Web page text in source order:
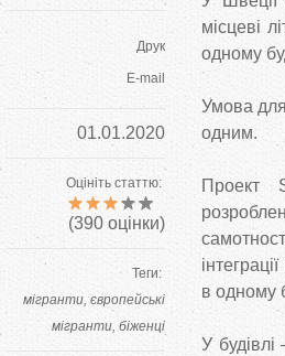
Друк
E-mail
01.01.2020
Оцініть статтю:
(390 оцінки)
Теги:
мігранти європейські
мігранти біженці
місцеві
одному
Умова
одним.
Проект
в одному
У